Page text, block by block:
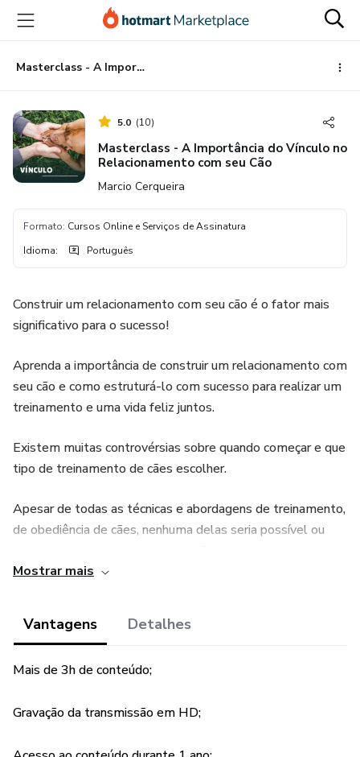
para
conteúdo
principal
para
pagamento
para
rodapé
Masterclass - A Importância do Vínculo no Relacionamento com seu Cão
5.0 (10)
Masterclass - A Importância do Vínculo no
Relacionamento com seu Cão
Marcio Cerqueira
Formato: Cursos Online e Serviços de Assinatura
Idioma: Português
Construir um relacionamento com seu cão é o fator mais
significativo para o sucesso!
Aprenda a importância de construir um relacionamento com
seu cão e como estruturá-lo com sucesso para realizar um
treinamento e uma vida feliz juntos.
Existem muitas controvérsias sobre quando começar e que
tipo de treinamento de cães escolher.
Apesar de todas as técnicas e abordagens de treinamento,
de obediência de cães, nenhuma delas seria possível ou
relacionamento entre cães e humanos.
em diferentes técnicas, e sim eles dizem que a construção
eles possuem uma compreensão diferente de como esse
Mostrar mais
Vantagens Detalhes
Mais de 3h de conteúdo;
Gravação da transmissão em HD;